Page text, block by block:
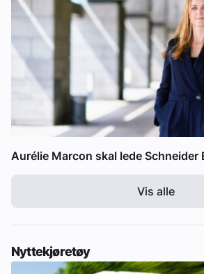
Aurélie Marcon skal lede Schneider
Vis alle
Nyttekjøretøy